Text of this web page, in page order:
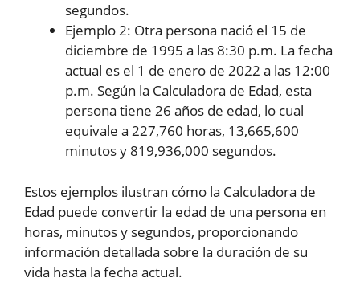
segundos.
Ejemplo 2: Otra persona nació el 15 de
diciembre de 1995 a las 8:30 p.m. La fecha
actual es el 1 de enero de 2022 a las 12:00
p.m. Según la Calculadora de Edad, esta
persona tiene 26 años de edad, lo cual
equivale a 227,760 horas, 13,665,600
minutos y 819,936,000 segundos.
Estos ejemplos ilustran cómo la Calculadora de
Edad puede convertir la edad de una persona en
horas, minutos y segundos, proporcionando
información detallada sobre la duración de su
vida hasta la fecha actual.